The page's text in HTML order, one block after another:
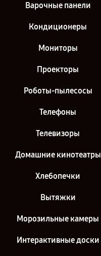
Варочные панели
Кондиционеры
Мониторы
Проекторы
Роботы-пылесосы
Телефоны
Телевизоры
Домашние кинотеатры
Хлебопечки
Вытяжки
Морозильные камеры
Интерактивные доски